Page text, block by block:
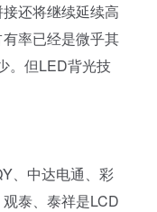
还将继续延续高
率已经是微乎其
。但LED背光技
、中达电通、彩
泰、泰祥是LCD